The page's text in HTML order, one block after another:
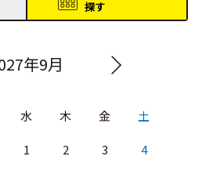
探す
年9月
水 木 金 土
1 2 3 4